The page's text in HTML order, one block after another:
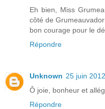
Eh bien, Miss
côté de
bon courage pour le
Répondre
Unknown 25 juin
Ô joie, bonheur et
Répondre